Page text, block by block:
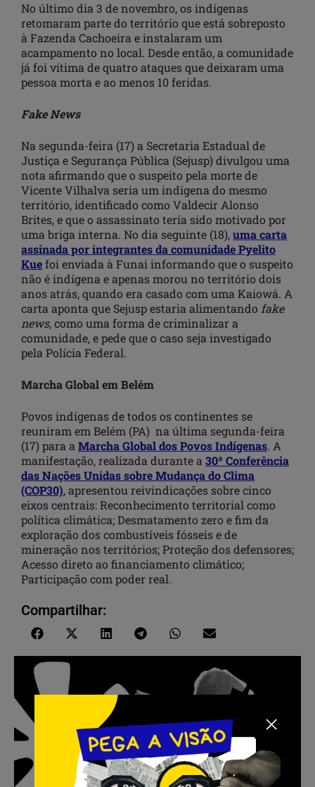
No último dia 3 de novembro, os indígenas
retomaram parte do território que está sobreposto
à Fazenda Cachoeira e instalaram um
acampamento no local. Desde então, a comunidade
já foi vítima de quatro ataques que deixaram uma
pessoa morta e ao menos 10 feridas.
Fake News
Na segunda-feira (17) a Secretaria Estadual de
Justiça e Segurança Pública (Sejusp) divulgou uma
nota afirmando que o suspeito pela morte de
Vicente Vilhalva seria um indígena do mesmo
território, identificado como Valdecir Alonso
Brites, e que o assassinato teria sido motivado por
uma briga interna. No dia seguinte (18),uma carta
assinada por integrantes da comunidade Pyelito
Kuefoi enviada à Funai informando que o suspeito
não é indígena e apenas morou no território dois
anos atrás, quando era casado com uma Kaiowá. A
carta aponta que Sejusp estaria alimentando fake
news, como uma forma de criminalizar a
comunidade, e pede que o caso seja investigado
pela Polícia Federal.
Marcha Global em Belém
Povos indígenas de todos os continentes se
reuniram em Belém (PA) na última segunda-feira
(17) para aMarcha Global dos Povos Indígenas. A
manifestação, realizada durante a30ª Conferência
das Nações Unidas sobre Mudança do Clima
(COP30), apresentou reivindicações sobre cinco
eixos centrais: Reconhecimento territorial como
política climática; Desmatamento zero e fim da
exploração dos combustíveis fósseis e de
mineração nos territórios; Proteção dos defensores;
Acesso direto ao financiamento climático;
Participação com poder real.
Compartilhar: